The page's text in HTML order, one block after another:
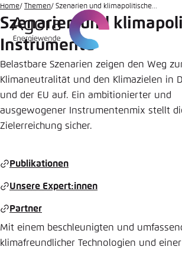
Zum
Hauptinhalt
gehen
Home Themen Szenarien und klimapolitische...
Szenarien und
Instrumente
Belastbare Szenarien zeigen den Weg
Klimaneutralität und den Klimazielen in
und der EU auf. Ein ambitionierter und
ausgewogener Instrumentenmix stellt
Zielerreichung sicher.
Publikationen
Unsere Expert:innen
Partner
Mit einem beschleunigten und
klimafreundlicher Technologien und
Login
Melden Sie sich an um ..., ... und ... zu
Benutzername
Noch kein
Abbrechen
Sprache auswählen
Englisch
Deutsch
Agora Think Tanks
Erscheinungsbild der Webseite
Diese Webseite passt ihr Farbschema
auf Ihren Einstellungen an. Wählen Sie
welches Farbschema Sie für diese
verwenden möchten.
Close
Dunkel
Automatisch